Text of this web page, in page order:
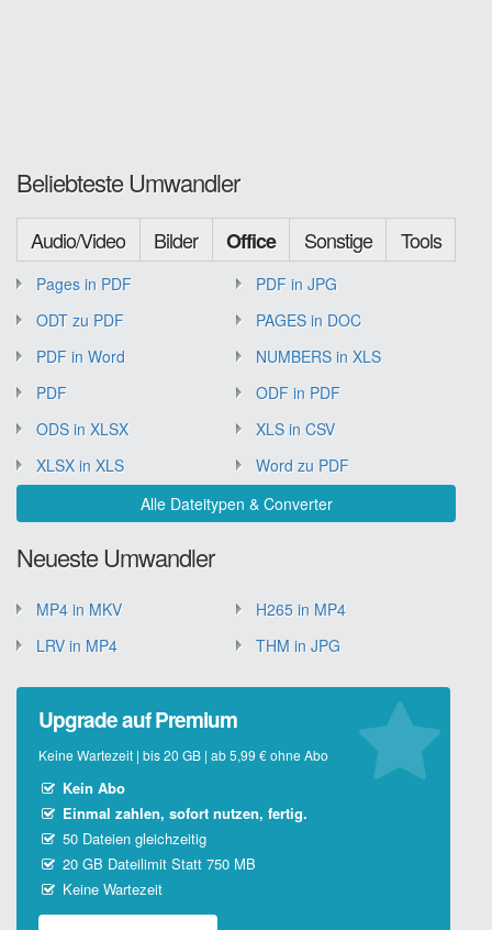
Beliebteste Umwandler
Audio/Video Bilder Office Sonstige Tools
Pages in PDF
PDF in JPG
ODT zu PDF
PAGES in DOC
PDF in Word
NUMBERS in XLS
PDF
ODF in PDF
ODS in XLSX
XLS in CSV
XLSX in XLS
Word zu PDF
Alle Dateitypen & Converter
Neueste Umwandler
MP4 in MKV
H265 in MP4
LRV in MP4
THM in JPG
Upgrade auf Premium
Keine Wartezeit | bis 20 GB | ab 5,99 € ohne Abo
Kein Abo
Einmal zahlen, sofort nutzen, fertig.
50 Dateien gleichzeitig
20 GB Dateilimit Statt 750 MB
Keine Wartezeit